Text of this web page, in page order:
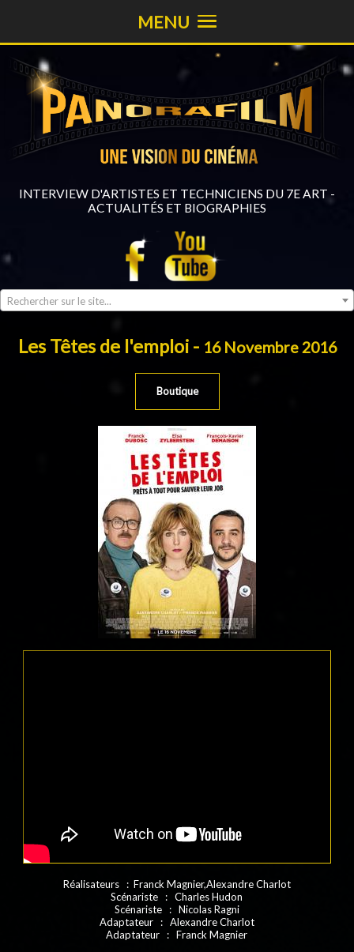
INTERVIEW D'ARTISTES ET TECHNICIENS DU 7E ART -
ACTUALITÉS ET BIOGRAPHIES
Rechercher sur le site...
MENU
Les Têtes de l'emploi - 16 Novembre 2016
Boutique
Réalisateurs : Franck Magnier,Alexandre Charlot
Scénariste : Charles Hudon
Scénariste : Nicolas Ragni
Adaptateur : Alexandre Charlot
Adaptateur : Franck Magnier